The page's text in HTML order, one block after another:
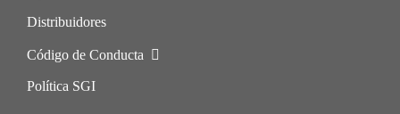
Distribuidores
Código de Conducta
Política SGI